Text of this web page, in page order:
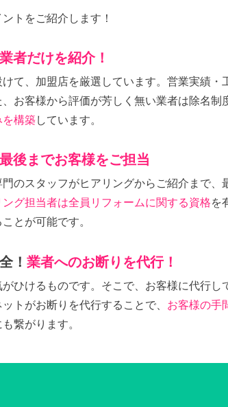
トをご紹介します！
者だけを紹介！
て、加盟店を厳選しています。営業実績・
お客様から評価が芳しく無い業者は除名制
を構築しています。
最後までお客様をご担当
のスタッフがヒアリングからご紹介まで、
グ担当者は全員リフォームに関する資格を
とが可能です。
！ 業者へのお断りを代行！
ひけるものです。そこで、お客様に代行し
トがお断りを代行することで、 お客様の手
繋がります。